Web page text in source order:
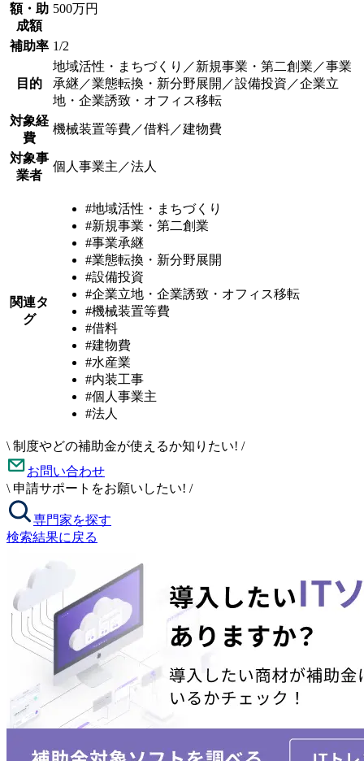
額・助
成額
500万円
補助率 1/2
目的
地域活性・まちづくり／新規事業・第二創業／事業
承継／業態転換・新分野展開／設備投資／企業立
地・企業誘致・オフィス移転
対象経
費
機械装置等費／借料／建物費
対象事
業者
個人事業主／法人
関連タ
グ
#地域活性・まちづくり
#新規事業・第二創業
#事業承継
#業態転換・新分野展開
#設備投資
#企業立地・企業誘致・オフィス移転
#機械装置等費
#借料
#建物費
#水産業
#内装工事
#個人事業主
#法人
\ 制度やどの補助金が使えるか知りたい! /
お問い合わせ
\ 申請サポートをお願いしたい! /
専門家を探す
検索結果に戻る